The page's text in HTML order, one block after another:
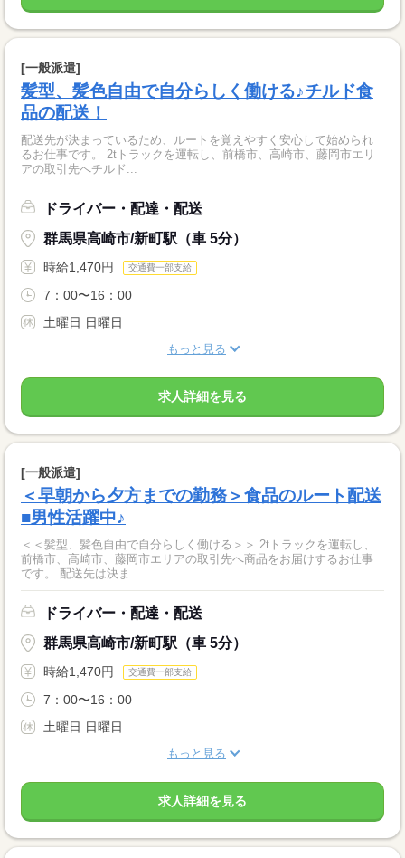
[一般派遣]
髪型、髪色自由で自分らしく働ける♪チルド食
品の配送！
配送先が決まっているため、ルートを覚えやすく安心して始められ
るお仕事です。 2tトラックを運転し、前橋市、高崎市、藤岡市エリ
アの取引先へチルド...
ドライバー・配達・配送
群馬県高崎市/新町駅（車 5分）
時給1,470円 交通費一部支給
7：00〜16：00
土曜日 日曜日
もっと見る
求人詳細を見る
[一般派遣]
＜早朝から夕方までの勤務＞食品のルート配送
■男性活躍中♪
＜＜髪型、髪色自由で自分らしく働ける＞＞ 2tトラックを運転し、
前橋市、高崎市、藤岡市エリアの取引先へ商品をお届けするお仕事
です。 配送先は決ま...
ドライバー・配達・配送
群馬県高崎市/新町駅（車 5分）
時給1,470円 交通費一部支給
7：00〜16：00
土曜日 日曜日
もっと見る
求人詳細を見る